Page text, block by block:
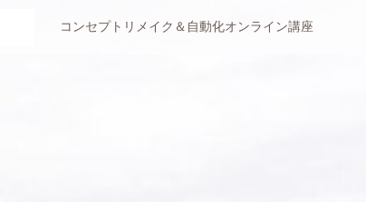
コンセプトリメイク＆自動化オンライン講座